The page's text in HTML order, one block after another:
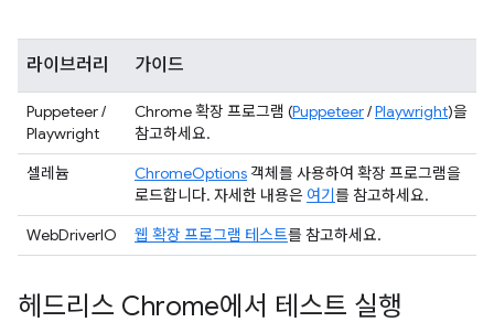
라이브러리 가이드
Puppeteer /
Playwright
Chrome 확장 프로그램 (Puppeteer/Playwright)을
참고하세요.
셀레늄
ChromeOptions 객체를 사용하여 확장 프로그램을
로드합니다. 자세한 내용은 여기를 참고하세요.
WebDriverIO
웹 확장 프로그램 테스트를 참고하세요.
헤드리스 Chrome에서 테스트 실행